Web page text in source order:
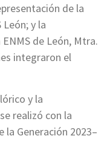
de la
y la
de León, Mtra.
integraron el
y la
realizó con la
la Generación 2023–